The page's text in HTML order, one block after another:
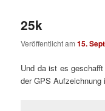
25k
Veröffentlicht am15.
Und da ist es
der GPS Aufzeichnung